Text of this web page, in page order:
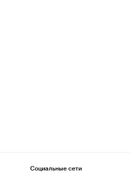
Социальные сети